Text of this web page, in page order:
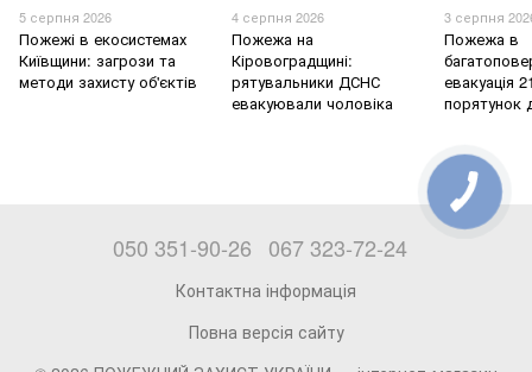
5 серпня 2026
Пожежі в екосистемах
Київщини: загрози та
методи захисту об'єктів
4 серпня 2026
Пожежа на
Кіровоградщині:
рятувальники ДСНС
евакуювали чоловіка
3 серпня
Пожежа в
евакуація
порятунок
050 351-90-26 067 323-72-24
Контактна інформація
Повна версія сайту